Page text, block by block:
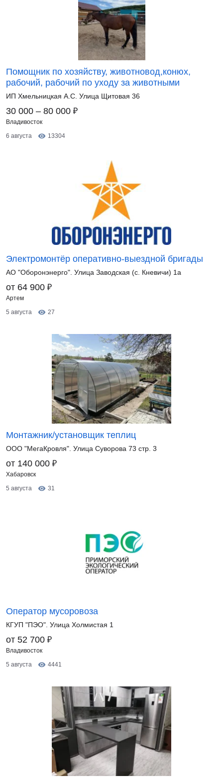
Помощник по хозяйству, животновод,конюх,
рабочий, рабочий по уходу за животными
ИП Хмельницкая А.С. Улица Щитовая 36
30 000 – 80 000 ₽
Владивосток
6 августа
13304
Электромонтёр оперативно-выездной бригады
АО "Оборонэнерго". Улица Заводская (с. Кневичи) 1а
от 64 900 ₽
Артем
5 августа
27
Монтажник/установщик теплиц
ООО "МегаКровля". Улица Суворова 73 стр. 3
от 140 000 ₽
Хабаровск
5 августа
31
Оператор мусоровоза
КГУП "ПЭО". Улица Холмистая 1
от 52 700 ₽
Владивосток
5 августа
4441